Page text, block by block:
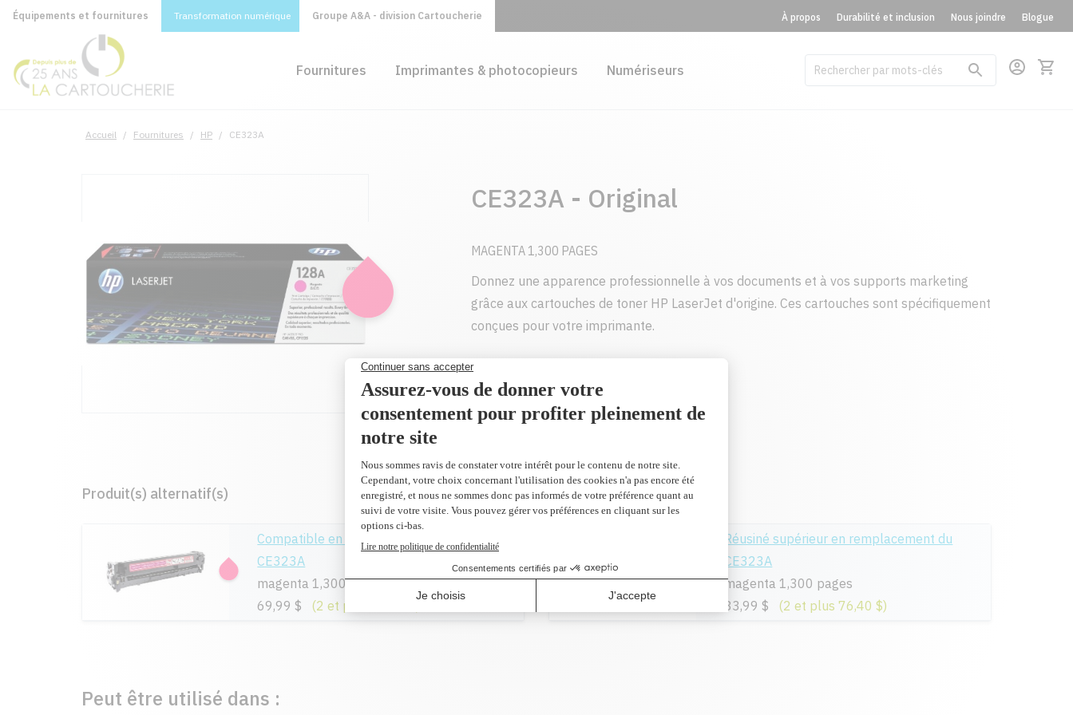
Équipements et fournitures Transformation numérique Groupe A&A - division Cartoucherie À propos Durabilité et inclusion Nous joindre Blogue
Fournitures Imprimantes & photocopieurs Numériseurs
Accueil / Fournitures / HP / CE323A
CE323A - Original
MAGENTA 1,300 PAGES
Donnez une apparence professionnelle à vos documents et à vos supports marketing
grâce aux cartouches de toner HP LaserJet d'origine. Ces cartouches sont spécifiquement
conçues pour votre imprimante.
141,99 $
AJOUTER AU PANIER
Produit(s) alternatif(s)
Compatible en remplacement du
CE323A
magenta 1,300 pages
69,99 $
(2 et plus 66,40 $)
Réusiné supérieur en remplacement du
CE323A
magenta 1,300 pages
83,99 $
(2 et plus 76,40 $)
Peut être utilisé dans :